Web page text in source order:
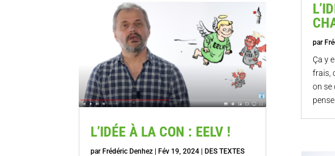
L’IDÉE À LA CON : EELV !
parFrédéric Denhez |Fév 19, 2024 |DES TEXTES
par
Ça y
frais,
on se
pense